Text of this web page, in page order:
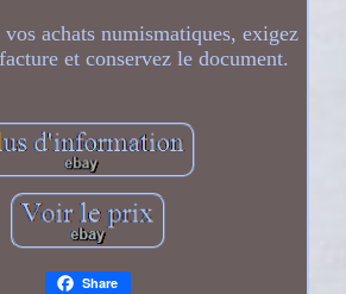
achats numismatiques, exigez
et conservez le document.
Share